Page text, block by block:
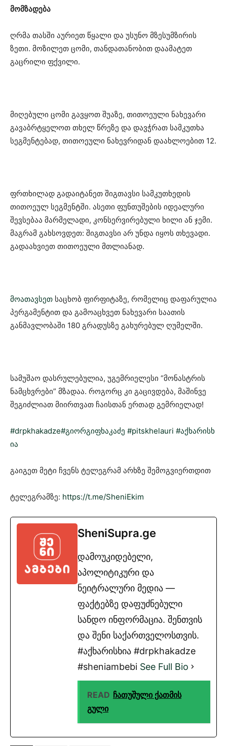
მომზადება
ღრმა თასში აურიეთ წყალი და უსუნო მზესუმზირის
ზეთი. მოზილეთ ცომი, თანდათანობით დაამატეთ
გაცრილი ფქვილი.
მიღებული ცომი გავყოთ შუაზე, თითოეული ნახევარი
გავაბრტყელოთ თხელ წრეზე და დავჭრათ სამკუთხა
სეგმენტებად, თითოეული ნახევრიდან დაახლოებით 12.
ფრთხილად გადაიტანეთ შიგთავსი სამკუთხედის
თითოეულ სეგმენტში. ასეთი ფუნთუშების იდეალური
შევსებაა მარმელადი, კონსერვირებული ხილი ან ჯემი.
მაგრამ გახსოვდეთ: შიგთავსი არ უნდა იყოს თხევადი.
გადაახვიეთ თითოეული მთლიანად.
მოათავსეთ საცხობ ფირფიტაზე, რომელიც დაფარულია
პერგამენტით და გამოაცხვეთ ნახევარი საათის
განმავლობაში 180 გრადუსზე გახურებულ ღუმელში.
სამუშაო დასრულებულია, უგემრიელესი “მონასტრის
ნამცხვრები” მზადაა. როგორც კი გაცივდება, მაშინვე
შეგიძლიათ მიირთვათ ჩაისთან ერთად გემრიელად!
#drpkhakadze#გიორგიფხაკაძე #pitskhelauri #აქხარისხ
ია
გაიგეთ მეტი ჩვენს ტელეგრამ არხზე შემოგვიერთდით
ტელეგრამზე: https://t.me/SheniEkim
SheniSupra.ge
დამოუკიდებელი,
აპოლიტიკური და
ნეიტრალური მედია —
ფაქტებზე დაფუძნებული
სანდო ინფორმაცია. შენთვის
და შენი საქართველოსთვის.
#აქხარისხია #drpkhakadze
#sheniambebi See Full Bio
READ ჩათუშული ქათმის
გული